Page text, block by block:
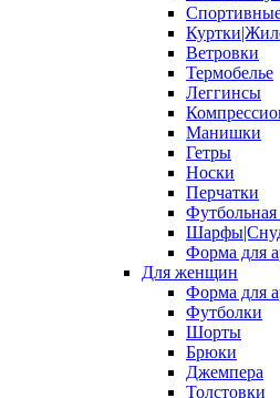
Ветровки
Термобелье
Леггинсы
Манишки
Гетры
Носки
Перчатки
Форма для
Для женщин
Форма для
Футболки
Шорты
Брюки
Джемпера
Толстовки